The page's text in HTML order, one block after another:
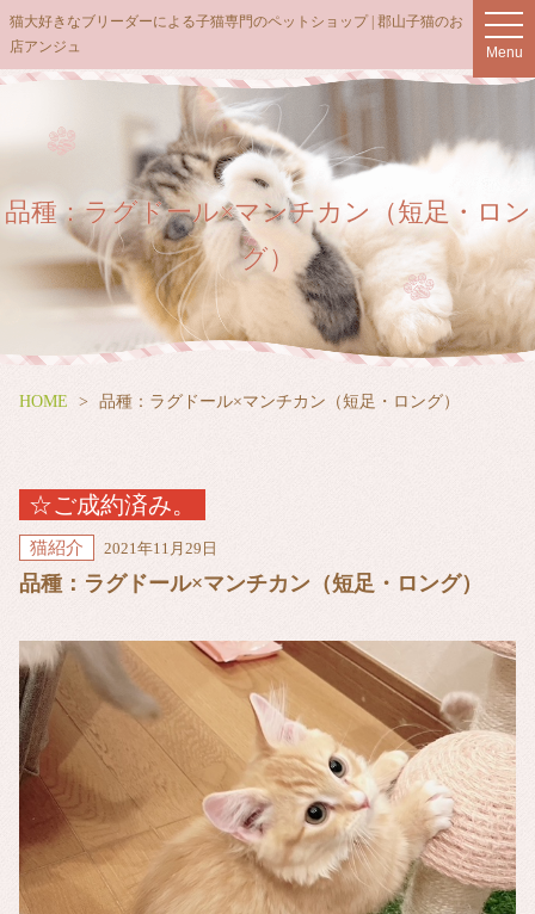
t
o
g
a
v
i
g
a
t
Menu
猫大好きなブリーダーによる子猫専門のペットショップ | 郡山子猫のお
店アンジュ
品種：ラグドール×マンチカン（短足・ロン
グ）
HOME 品種：ラグドール×マンチカン（短足・ロング）
☆ご成約済み。
猫紹介 2021年11月29日
品種：ラグドール×マンチカン（短足・ロング）